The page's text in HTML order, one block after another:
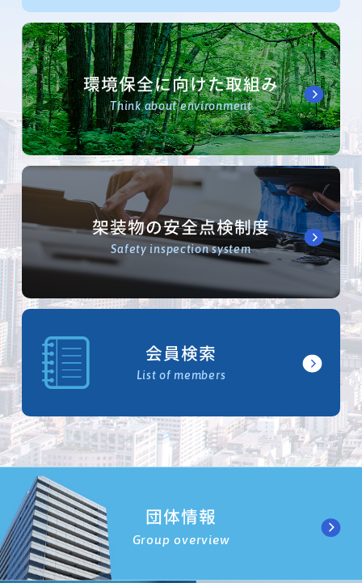
環境保全に向けた取組み
Think about environment
架装物の安全点検制度
Safety inspection system
会員検索
List of members
団体情報
Group overview